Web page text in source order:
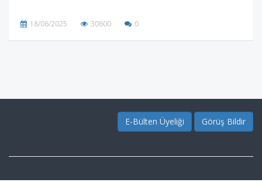
18/06/2025 30600 0
E-Bülten Üyeliği Görüş Bildir